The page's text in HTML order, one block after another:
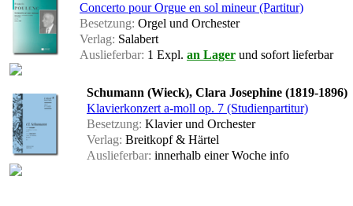
Concerto pour Orgue en sol mineur (Partitur)
Besetzung: Orgel und Orchester
Verlag: Salabert
Auslieferbar: 1 Expl. an Lager und sofort lieferbar
Schumann (Wieck), Clara Josephine (1819-1896)
Klavierkonzert a-moll op. 7 (Studienpartitur)
Besetzung: Klavier und Orchester
Verlag: Breitkopf & Härtel
Auslieferbar: innerhalb einer Woche info